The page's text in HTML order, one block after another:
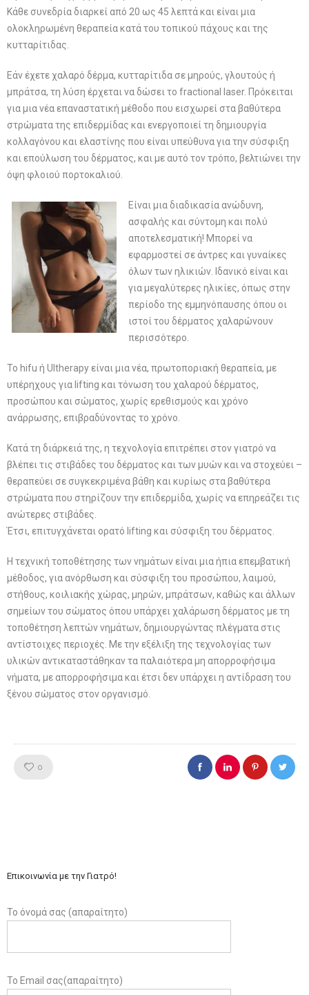
Κάθε συνεδρία διαρκεί από 20 ως 45 λεπτά και είναι μια
ολοκληρωμένη θεραπεία κατά του τοπικού πάχους και της
κυτταρίτιδας.
Εάν έχετε χαλαρό δέρμα, κυτταρίτιδα σε μηρούς, γλουτούς ή
μπράτσα, τη λύση έρχεται να δώσει το fractional laser. Πρόκειται
για μια νέα επαναστατική μέθοδο που εισχωρεί στα βαθύτερα
στρώματα της επιδερμίδας και ενεργοποιεί τη δημιουργία
κολλαγόνου και ελαστίνης που είναι υπεύθυνα για την σύσφιξη
και επούλωση του δέρματος, και με αυτό τον τρόπο, βελτιώνει την
όψη φλοιού πορτοκαλιού.
Είναι μια διαδικασία ανώδυνη,
ασφαλής και σύντομη και πολύ
αποτελεσματική! Μπορεί να
εφαρμοστεί σε άντρες και γυναίκες
όλων των ηλικιών. Ιδανικό είναι και
για μεγαλύτερες ηλικίες, όπως στην
περίοδο της εμμηνόπαυσης όπου οι
ιστοί του δέρματος χαλαρώνουν
περισσότερο.
Το hifu ή Ultherapy είναι μια νέα, πρωτοποριακή θεραπεία, με
υπέρηχους για lifting και τόνωση του χαλαρού δέρματος,
προσώπου και σώματος, χωρίς ερεθισμούς και χρόνο
ανάρρωσης, επιβραδύνοντας το χρόνο.
Κατά τη διάρκειά της, η τεχνολογία επιτρέπει στον γιατρό να
βλέπει τις στιβάδες του δέρματος και των μυών και να στοχεύει –
θεραπεύει σε συγκεκριμένα βάθη και κυρίως στα βαθύτερα
στρώματα που στηρίζουν την επιδερμίδα, χωρίς να επηρεάζει τις
ανώτερες στιβάδες.
Έτσι, επιτυγχάνεται ορατό lifting και σύσφιξη του δέρματος.
Η τεχνική τοποθέτησης των νημάτων είναι μια ήπια επεμβατική
μέθοδος, για ανόρθωση και σύσφιξη του προσώπου, λαιμού,
στήθους, κοιλιακής χώρας, μηρών, μπράτσων, καθώς και άλλων
σημείων του σώματος όπου υπάρχει χαλάρωση δέρματος με τη
τοποθέτηση λεπτών νημάτων, δημιουργώντας πλέγματα στις
αντίστοιχες περιοχές. Με την εξέλιξη της τεχνολογίας των
υλικών αντικαταστάθηκαν τα παλαιότερα μη απορροφήσιμα
νήματα, με απορροφήσιμα και έτσι δεν υπάρχει η αντίδραση του
ξένου σώματος στον οργανισμό.
0
Επικοινωνία με την Γιατρό!
Το όνομά σας (απαραίτητο)
Το Email σας(απαραίτητο)